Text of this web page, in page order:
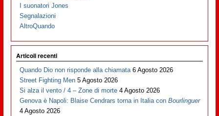
I suonatori Jones
Segnalazioni
AltroQuando
Articoli recenti
Quando Dio non risponde alla chiamata 6 Agosto 2026
Street Fighting Men 5 Agosto 2026
Si alza il vento / 4 – Zone di morte 4 Agosto 2026
Genova è Napoli: Blaise Cendrars torna in Italia conBourlinguer
4 Agosto 2026